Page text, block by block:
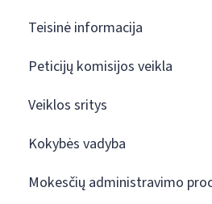
Teisinė informacija
Peticijų komisijos veikla
Veiklos sritys
Kokybės vadyba
Mokesčių administravimo